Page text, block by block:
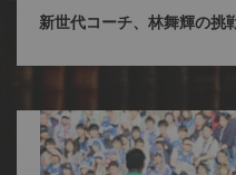
新世代コーチ、林舞輝の挑